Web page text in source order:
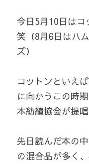
日本語
今日5月10日は
笑（8月6日はハ
ズ）
コットンといえ
に向かうこの時
本紡績協会が提唱
先日読んだ本の
の混合品が多く